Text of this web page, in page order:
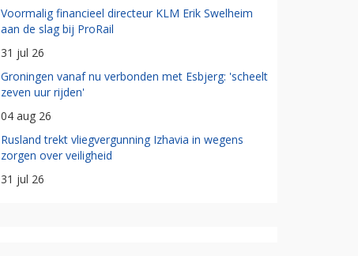
Voormalig financieel directeur KLM Erik Swelheim
aan de slag bij ProRail
31 jul 26
Groningen vanaf nu verbonden met Esbjerg: 'scheelt
zeven uur rijden'
04 aug 26
Rusland trekt vliegvergunning Izhavia in wegens
zorgen over veiligheid
31 jul 26